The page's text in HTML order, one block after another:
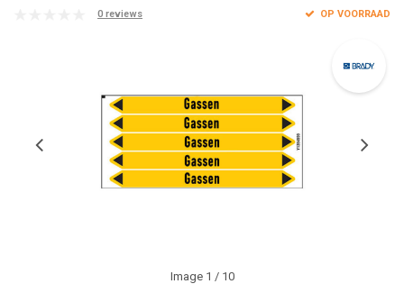
0 reviews OP VOORRAAD
Image 1 / 10